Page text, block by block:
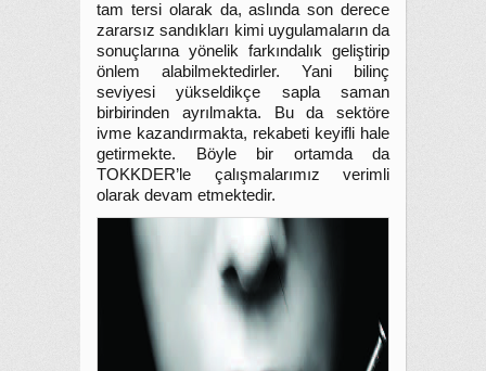
tam tersi olarak da, aslında son derece
zararsız sandıkları kimi uygulamaların da
sonuçlarına yönelik farkındalık geliştirip
önlem alabilmektedirler. Yani bilinç
seviyesi yükseldikçe sapla saman
birbirinden ayrılmakta. Bu da sektöre
ivme kazandırmakta, rekabeti keyifli hale
getirmekte. Böyle bir ortamda da
TOKKDER’le çalışmalarımız verimli
olarak devam etmektedir.